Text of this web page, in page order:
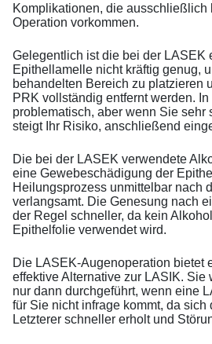
Komplikationen, die ausschließlich
Operation vorkommen.
Gelegentlich ist die bei der LASEK
Epithellamelle nicht kräftig genug,
behandelten Bereich zu platzieren
PRK vollständig entfernt werden.
problematisch, aber wenn Sie sehr
steigt Ihr Risiko, anschließend
Die bei der LASEK verwendete
eine Gewebeschädigung der
Heilungsprozess unmittelbar nach
verlangsamt. Die Genesung nach
der Regel schneller, da kein
Epithelfolie verwendet wird.
Die LASEK-Augenoperation bietet
effektive Alternative zur LASIK. Sie
nur dann durchgeführt, wenn eine
für Sie nicht infrage kommt, da sich
Letzterer schneller erholt und